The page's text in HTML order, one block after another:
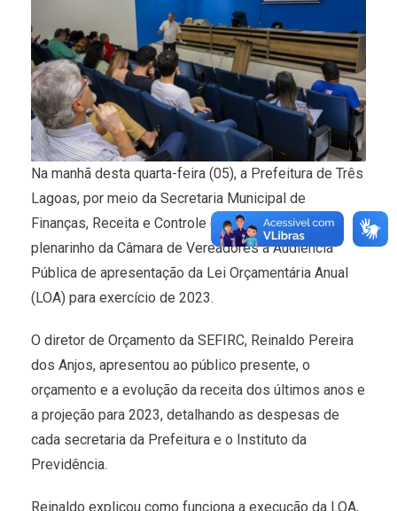
Na manhã desta quarta-feira (05), a Prefeitura de Três
Lagoas, por meio da Secretaria Municipal de
Finanças, Receita e Controle (SEFIRC), realizou no
plenarinho da Câmara de Vereadores a Audiência
Pública de apresentação da Lei Orçamentária Anual
(LOA) para exercício de 2023.
O diretor de Orçamento da SEFIRC, Reinaldo Pereira
dos Anjos, apresentou ao público presente, o
orçamento e a evolução da receita dos últimos anos e
a projeção para 2023, detalhando as despesas de
cada secretaria da Prefeitura e o Instituto da
Previdência.
Reinaldo explicou como funciona a execução da LOA,